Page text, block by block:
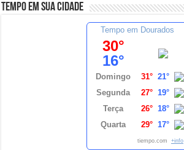
Tempo em sua cidade
Tempo em Dourados
30°
16°
Domingo 31° 21°
Segunda
27°
19°
Terça
26°
18°
Quarta
29° 17°
tiempo.com +info